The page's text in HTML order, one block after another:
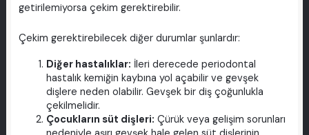
getirilemiyorsa çekim gerektirebilir.
Çekim gerektirebilecek diğer durumlar şunlardır:
Diğer hastalıklar: İleri derecede periodontal
hastalık kemiğin kaybına yol açabilir ve gevşek
dişlere neden olabilir. Gevşek bir diş çoğunlukla
çekilmelidir.
Çocukların süt dişleri: Çürük veya gelişim sorunları